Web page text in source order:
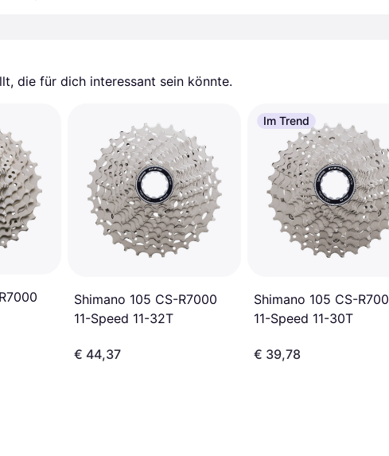
die für dich interessant sein könnte.
Shimano 105 CS-R7000
11-Speed 11-32T
€ 44,37
Im Trend
Shimano 105 CS-
11-Speed 11-30T
€ 39,78